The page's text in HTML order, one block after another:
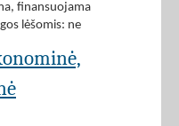
finansuojama
lėšomis: ne